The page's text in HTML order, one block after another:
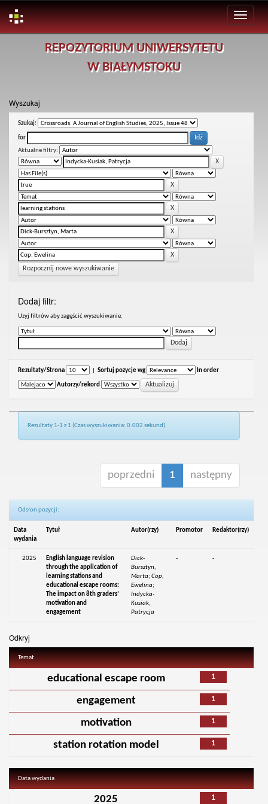
REPOZYTORIUM UNIWERSYTETU
W BIAŁYMSTOKU
Wyszukaj
Szukaj:
for
Aktualne filtry:
Rozpocznij nowe wyszukiwanie
Dodaj filtr:
Uzyj filtrów aby zagęścić wyszukiwanie.
Rezultaty/Strona Sortuj pozycje wg In order
Autorzy/rekord
Rezultaty 1-1 z 1 (Czas wyszukiwania: 0.002 sekund).
poprzedni 1 następny
Odsłon pozycji:
Data
wydania
Tytuł Autor(rzy) Promotor Redaktor(rzy)
2025
English language revision
through the application of
learning stations and
educational escape rooms:
The impact on 8th graders’
motivation and
engagement
Dick-
Bursztyn,
Marta; Cop,
Ewelina;
Indycka-
Kusiak,
Patrycja
- -
Odkryj
Temat
1
educational escape room
1
engagement
1
motivation
1
station rotation model
Data wydania
1
2025